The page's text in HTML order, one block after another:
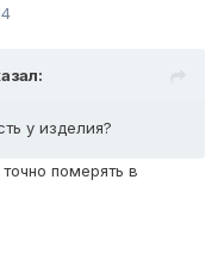
у изделия?
померять в